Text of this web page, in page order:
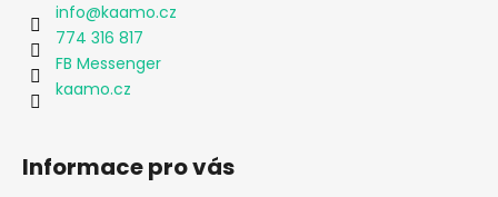
info@kaamo.cz
774 316 817
FB Messenger
kaamo.cz
Informace pro vás